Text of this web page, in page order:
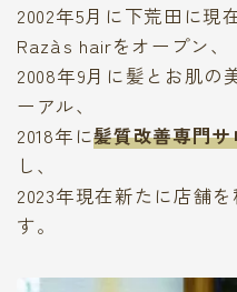
2002年5月に下荒田に現
Raza`s hairをオープン、
2008年9月に髪とお肌の
ーアル、
2018年に髪質改善専門サ
し、
2023年現在新たに店舗
す。